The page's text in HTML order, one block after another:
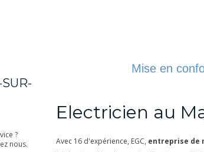
Mise en
Electricien au
Avec 16 d'expérience, EGC, entreprise de
?
nous.